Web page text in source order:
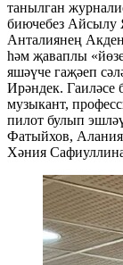
танылган
биючебез Айсылу
Анталиянең
һәм җаваплы
яшәүче гаҗәеп
Ирәндек. Гаиләсе
музыкант,
пилот булып
Фатыйхов, Алания
Хәния